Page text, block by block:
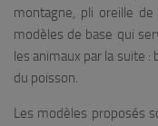
montagne, pli oreille
modèles de base qui
les animaux par la suite :
du poisson.
Les modèles proposés